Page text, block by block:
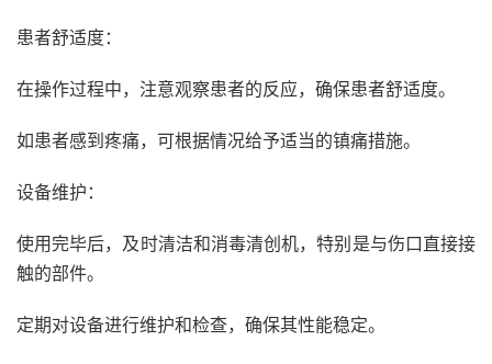
患者舒适度：
在操作过程中，注意观察患者的反应，确保患者舒适度。
如患者感到疼痛，可根据情况给予适当的镇痛措施。
设备维护：
使用完毕后，及时清洁和消毒清创机，特别是与伤口直接接
触的部件。
定期对设备进行维护和检查，确保其性能稳定。